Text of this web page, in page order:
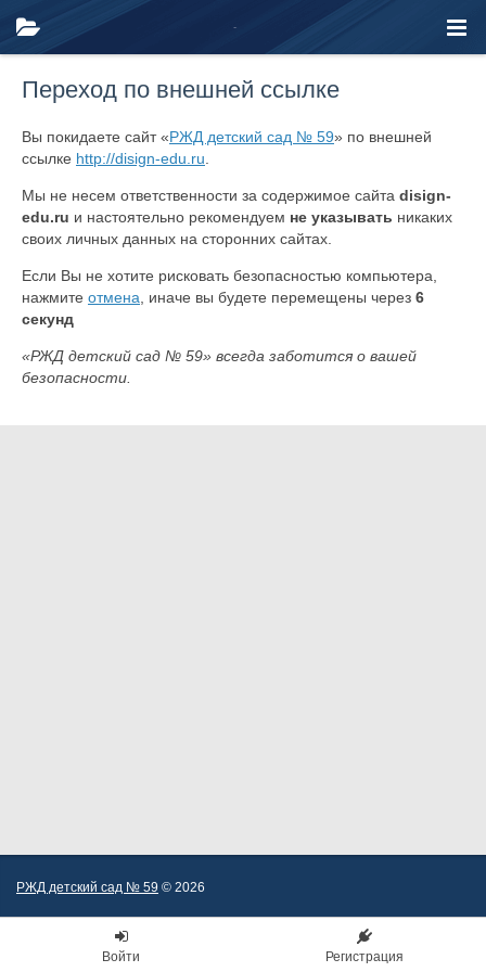
Переход по внешней ссылке
Вы покидаете сайт «РЖД детский сад № 59» по внешней
ссылке http://disign-edu.ru
Мы не несем ответственности за содержимое сайта disign-
edu.ru и настоятельно рекомендуем не указывать никаких
своих личных данных на сторонних сайтах.
Если Вы не хотите рисковать безопасностью компьютера,
нажмите отмена , иначе вы будете перемещены через 6
секунд
«РЖД детский сад № 59» всегда заботится о вашей
безопасности.
РЖД детский сад № 59 © 2026
Войти Регистрация